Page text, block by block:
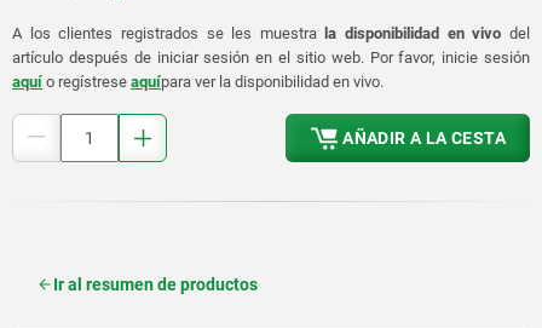
A los clientes registrados se les muestrala disponibilidad en vivo del
artículo después de iniciar sesión en el sitio web. Por favor, inicie sesión
aquí o regístrese aquípara ver la disponibilidad en vivo.
AÑADIR A LA CESTA
Ir al resumen de productos